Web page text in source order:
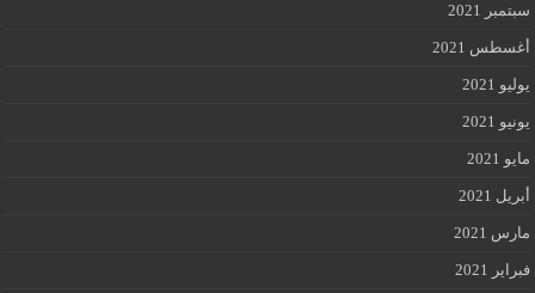
سبتمبر 2021
أغسطس 2021
يوليو 2021
يونيو 2021
مايو 2021
أبريل 2021
مارس 2021
فبراير 2021